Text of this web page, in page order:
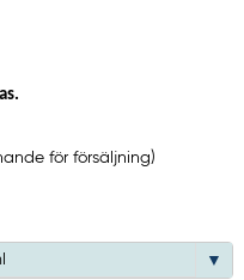
för försäljning)